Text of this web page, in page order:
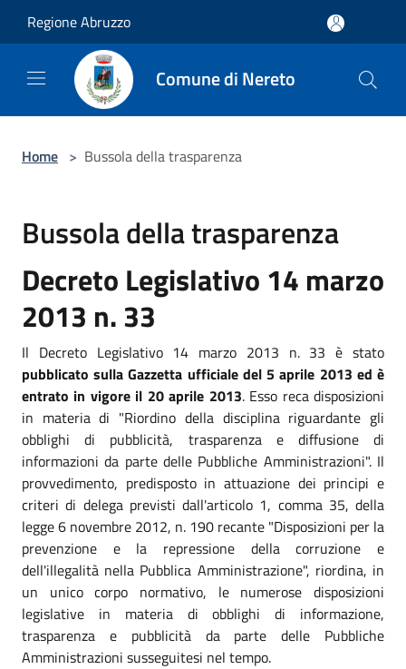
Regione Abruzzo
Comune di Nereto
Home > Bussola della trasparenza
Bussola della trasparenza
Decreto Legislativo 14 marzo
2013 n. 33
Il Decreto Legislativo 14 marzo 2013 n. 33 è stato
pubblicato sulla Gazzetta ufficiale del 5 aprile 2013 ed è
entrato in vigore il 20 aprile 2013. Esso reca disposizioni
in materia di "Riordino della disciplina riguardante gli
obblighi di pubblicità, trasparenza e diffusione di
informazioni da parte delle Pubbliche Amministrazioni". Il
provvedimento, predisposto in attuazione dei principi e
criteri di delega previsti dall'articolo 1, comma 35, della
legge 6 novembre 2012, n. 190 recante "Disposizioni per la
prevenzione e la repressione della corruzione e
dell'illegalità nella Pubblica Amministrazione", riordina, in
un unico corpo normativo, le numerose disposizioni
legislative in materia di obblighi di informazione,
trasparenza e pubblicità da parte delle Pubbliche
Amministrazioni susseguitesi nel tempo.